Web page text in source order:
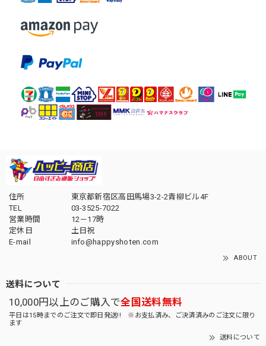
住所
東京都新宿区高田馬場3-2-2青柳ビル4F
TEL
03-3525-7022
営業時間
12－17時
定休日
土日祝
E-mail
info@happyshoten.com
ABOUT
送料について
10,000円以上のご購入で全国送料無料
平日は15時までのご注文で即日発送!! ※お支払済み、ご決済済みのご注文に限り
ます
送料について